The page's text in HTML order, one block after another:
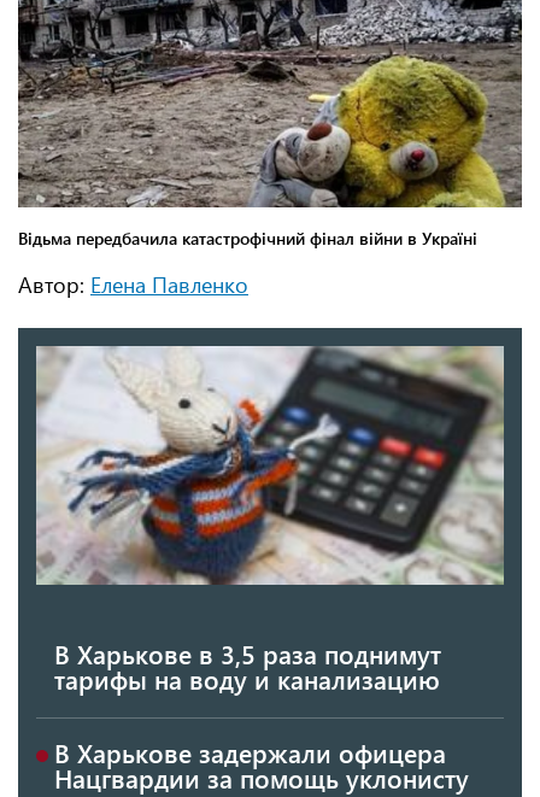
Автор: Елена Павленко
В Харькове в 3,5 раза поднимут
тарифы на воду и канализацию
В Харькове задержали офицера
Нацгвардии за помощь уклонисту